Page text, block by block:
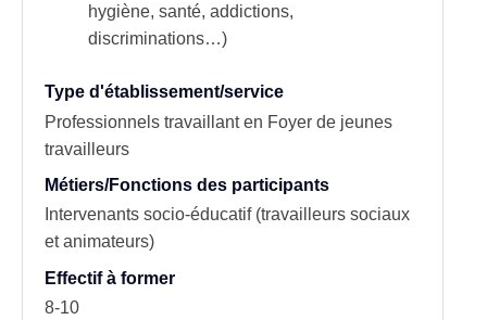
hygiène, santé, addictions,
discriminations…)
Type d'établissement/service
Professionnels travaillant en Foyer de jeunes
travailleurs
Métiers/Fonctions des participants
Intervenants socio-éducatif (travailleurs sociaux
et animateurs)
Effectif à former
8-10